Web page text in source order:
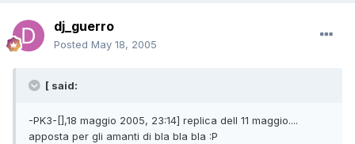
dj_guerro
Posted May 18, 2005
[ said:
-PK3-[],18 maggio 2005, 23:14] replica dell 11 maggio....
apposta per gli amanti di bla bla bla :P